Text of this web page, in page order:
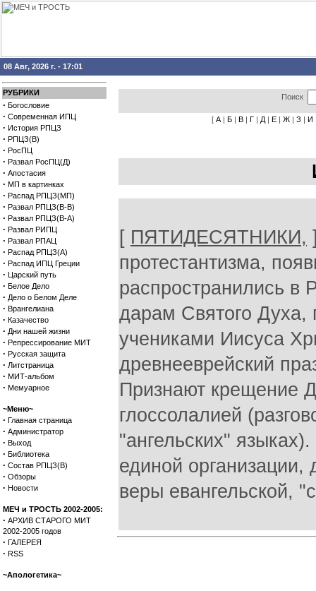
08 Авг, 2026 г. - 17:01
РУБРИКИ
· Богословие
· Современная ИПЦ
· История РПЦЗ
· РПЦЗ(В)
· РосПЦ
· Развал РосПЦ(Д)
· Апостасия
· МП в картинках
· Распад РПЦЗ(МП)
· Развал РПЦЗ(В-В)
· Развал РПЦЗ(В-А)
· Развал РИПЦ
· Развал РПАЦ
· Распад РПЦЗ(А)
· Распад ИПЦ Греции
· Царский путь
· Белое Дело
· Дело о Белом Деле
· Врангелиана
· Казачество
· Дни нашей жизни
· Репрессирование МИТ
· Русская защита
· Литстраница
· МИТ-альбом
· Мемуарное
~Меню~
· Главная страница
· Администратор
· Выход
· Библиотека
· Состав РПЦЗ(В)
· Обзоры
· Новости
МЕЧ и ТРОСТЬ 2002-2005:
· АРХИВ СТАРОГО МИТ
2002-2005 годов
· ГАЛЕРЕЯ
· RSS
~Апологетика~
Поиск
[ А | Б | В | Г | Д | Е | Ж | З | И
[ ПЯТИДЕСЯТНИКИ,
протестантизма,
распространились в
дарам Святого Духа,
учениками Иисуса
древнееврейский
Признают крещение
глоссолалией
"ангельских"
единой организации,
веры евангельской,